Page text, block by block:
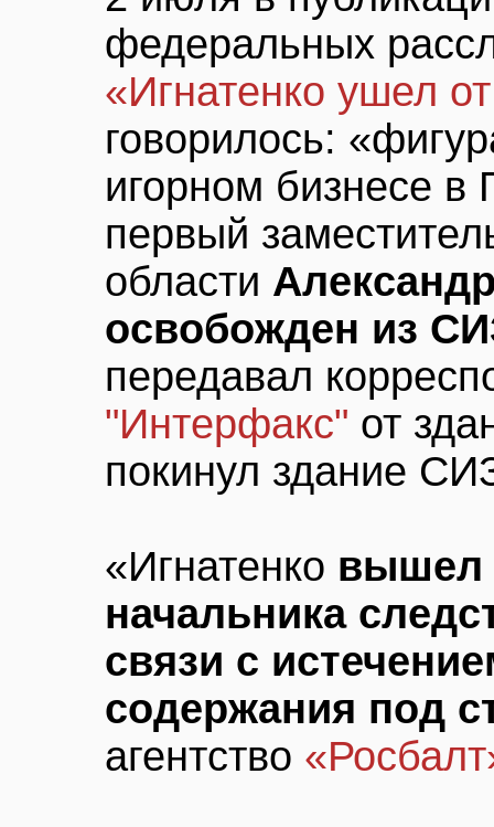
федеральных
«Игнатенко ушел
говорилось:
игорном бизнесе
первый
области
освобожден из
передавал
"Интерфакс" от
покинул здание
«Игнатенко вышел
начальника
связи с
содержания под
агентство